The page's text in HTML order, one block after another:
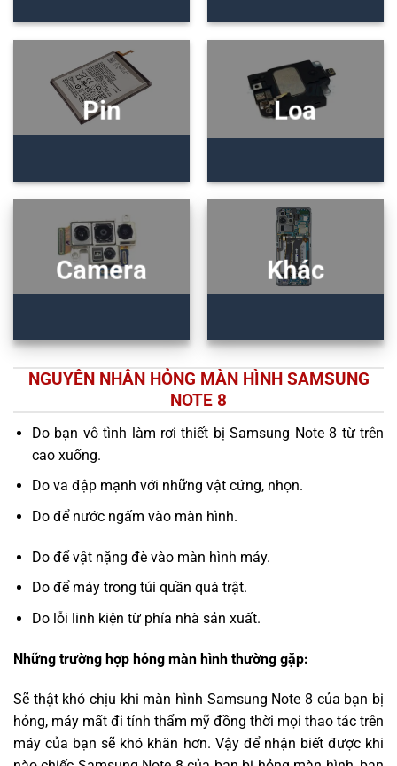
Pin Loa
Camera Khác
NGUYÊN NHÂN HỎNG MÀN HÌNH SAMSUNG
NOTE 8
Do bạn vô tình làm rơi thiết bị Samsung Note 8 từ trên
cao xuống.
Do va đập mạnh với những vật cứng, nhọn.
Do để nước ngấm vào màn hình.
Do để vật nặng đè vào màn hình máy.
Do để máy trong túi quần quá trật.
Do lỗi linh kiện từ phía nhà sản xuất.
Những trường hợp hỏng màn hình thường gặp:
Sẽ thật khó chịu khi màn hình Samsung Note 8 của bạn bị
hỏng, máy mất đi tính thẩm mỹ đồng thời mọi thao tác trên
máy của bạn sẽ khó khăn hơn. Vậy để nhận biết được khi